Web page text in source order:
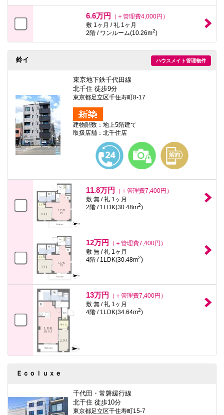
6.6万円
（＋管理費4,000円）
敷 1ヶ月 / 礼 1ヶ月
2階 / ワンルーム(10.26m2)
ハウスメイト管理物件
鈴イ
東京地下鉄千代田線
北千住 徒歩9分
東京都足立区千住寿町8-17
建物階数：地上5階建て
取扱店舗：北千住店
11.8万円
（＋管理費7,400円）
敷 無 / 礼 1ヶ月
2階 / 1LDK(30.48m2)
12万円
（＋管理費7,400円）
敷 無 / 礼 1ヶ月
4階 / 1LDK(30.48m2)
13万円
（＋管理費7,400円）
敷 無 / 礼 1ヶ月
4階 / 1LDK(34.64m2)
Ｅｃｏｌｕｘｅ
千代田・常磐緩行線
北千住 徒歩10分
東京都足立区千住寿町15-7